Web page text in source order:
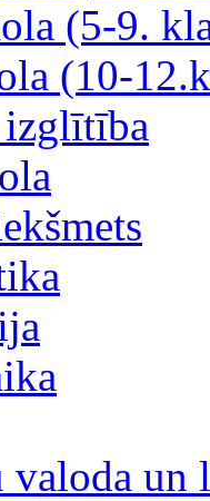
(5-9.
(10-
izglītība
valoda un